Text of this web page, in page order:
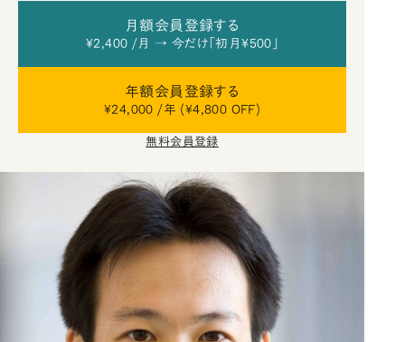
月額会員登録する
¥2,400 /月 → 今だけ「初月¥500」
年額会員登録する
¥24,000 /年 (¥4,800 OFF)
無料会員登録